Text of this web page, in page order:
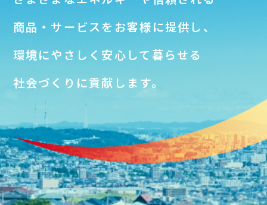
商品・サービスをお客様に提供し、
環境にやさしく安心して暮らせる
社会づくりに貢献します。